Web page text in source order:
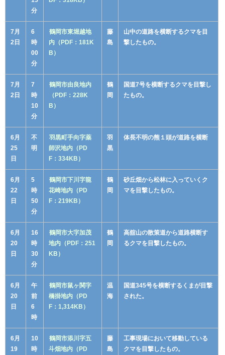
分
7月
2日
6
時
00
分
鶴岡市東堀越地
内（PDF：181K
B）
藤
島
山中の道路を横断するクマを目
撃したもの。
7月
2日
7
時
10
分
鶴岡市由良地内
（PDF：228K
B）
鶴
岡
国道7号を横断するクマを目撃し
たもの。
6月
25
日
不
明
羽黒町手向字薬
師沢地内（PD
F：334KB）
羽
黒
体長不明の熊１頭が道路を横断
6月
22
日
5
時
50
分
鶴岡市下川字龍
花崎地内（PD
F：219KB）
鶴
岡
砂丘畑から松林に入っていくク
マを目撃したもの。
6月
20
日
16
時
30
分
鶴岡市大字加茂
地内（PDF：251
KB）
鶴
岡
高舘山の散策道から道路横断す
るクマを目撃したもの。
6月
20
日
午
前
6
時
鶴岡市鼠ヶ関字
橋掛地内（PD
F：1,314KB）
温
海
国道345号を横断するくまが目撃
された。
6月
19
10
時
鶴岡市添川字五
斗畑地内（PD
藤
島
工事現場において移動している
クマを目撃したもの。